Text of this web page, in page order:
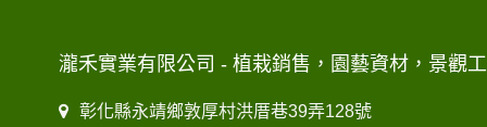
瀧禾實業有限公司 - 植栽銷售，園藝資材，景觀
彰化縣永靖鄉敦厚村洪厝巷39弄128號